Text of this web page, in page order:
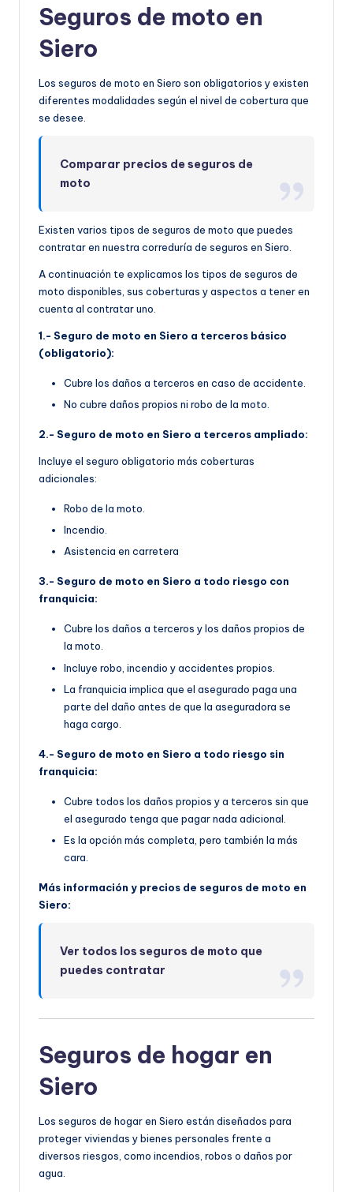
Seguros de moto en
Siero
Los seguros de moto en Siero son obligatorios y existen
diferentes modalidades según el nivel de cobertura que
se desee.
Comparar precios de seguros de
moto
Existen varios tipos de seguros de moto que puedes
contratar en nuestra correduría de seguros en Siero.
A continuación te explicamos los tipos de seguros de
moto disponibles, sus coberturas y aspectos a tener en
cuenta al contratar uno.
1.- Seguro de moto en Siero a terceros básico
(obligatorio):
Cubre los daños a terceros en caso de accidente.
No cubre daños propios ni robo de la moto.
2.- Seguro de moto en Siero a terceros ampliado:
Incluye el seguro obligatorio más coberturas
adicionales:
Robo de la moto.
Incendio.
Asistencia en carretera
3.- Seguro de moto en Siero a todo riesgo con
franquicia:
Cubre los daños a terceros y los daños propios de
la moto.
Incluye robo, incendio y accidentes propios.
La franquicia implica que el asegurado paga una
parte del daño antes de que la aseguradora se
haga cargo.
4.- Seguro de moto en Siero a todo riesgo sin
franquicia:
Cubre todos los daños propios y a terceros sin que
el asegurado tenga que pagar nada adicional.
Es la opción más completa, pero también la más
cara.
Más información y precios de seguros de moto en
Siero:
Ver todos los seguros de moto que
puedes contratar
Seguros de hogar en
Siero
Los seguros de hogar en Siero están diseñados para
proteger viviendas y bienes personales frente a
diversos riesgos, como incendios, robos o daños por
agua.